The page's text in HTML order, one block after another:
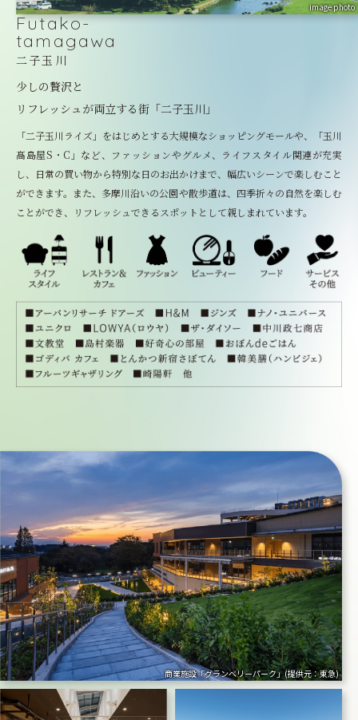
Futako-
tamagawa
二子玉川
少しの贅沢と
リフレッシュが両立する街「二子玉川」
「二子玉川ライズ」をはじめとする大規模なショッピングモールや、「玉川
髙島屋S・C」など、ファッションやグルメ、ライフスタイル関連が充実
し、日常の買い物から特別な日のお出かけまで、幅広いシーンで楽しむこと
ができます。また、多摩川沿いの公園や散歩道は、四季折々の自然を楽しむ
ことができ、リフレッシュできるスポットとして親しまれています。
image photo
商業施設「グランベリーパーク」(提供元：東急)